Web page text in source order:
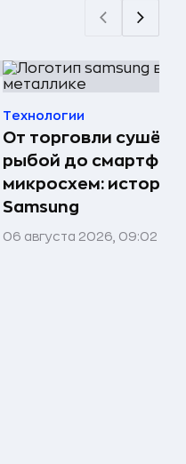
Технологии
От торговли
рыбой до
микросхем: история
Samsung
06 августа 2026, 09:02